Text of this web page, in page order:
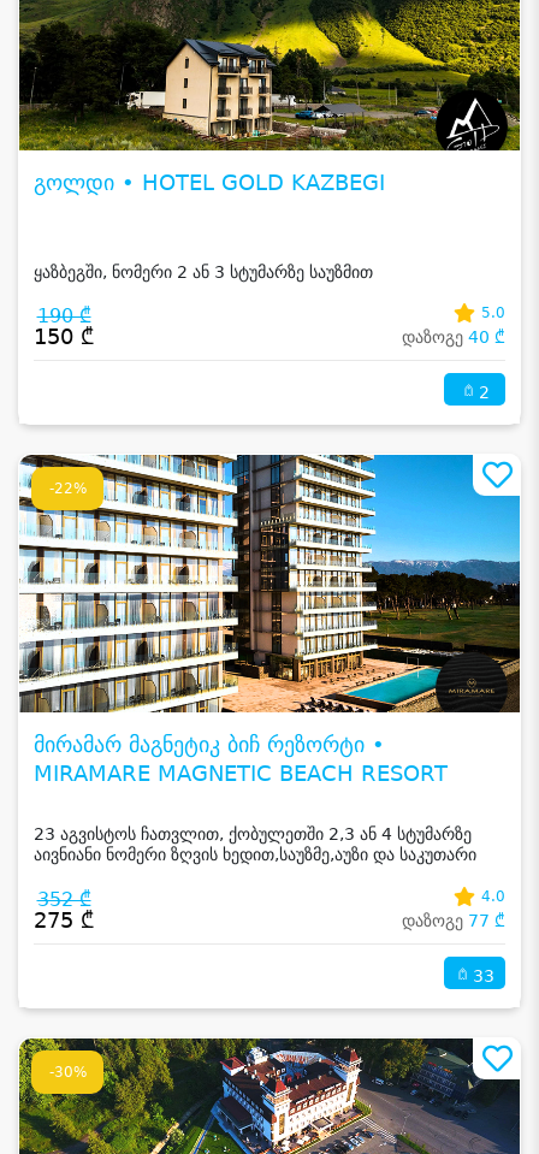
გოლდი • HOTEL GOLD KAZBEGI
ყაზბეგში, ნომერი 2 ან 3 სტუმარზე საუზმით
190 ₾
150 ₾
5.0
დაზოგე 40 ₾
2
-22%
მირამარ მაგნეტიკ ბიჩ რეზორტი •
MIRAMARE MAGNETIC BEACH RESORT
23 აგვისტოს ჩათვლით, ქობულეთში 2,3 ან 4 სტუმარზე
აივნიანი ნომერი ზღვის ხედით,საუზმე,აუზი და საკუთარი
352 ₾
275 ₾
4.0
დაზოგე 77 ₾
33
-30%